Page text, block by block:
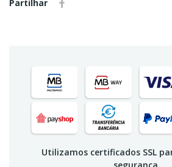
Partilhar
Utilizamos certificados SSL